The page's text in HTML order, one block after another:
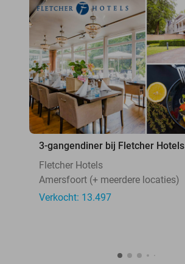
3-gangendiner bij Fletcher Hotels
Fletcher Hotels
Amersfoort (+ meerdere locaties)
Verkocht: 13.497